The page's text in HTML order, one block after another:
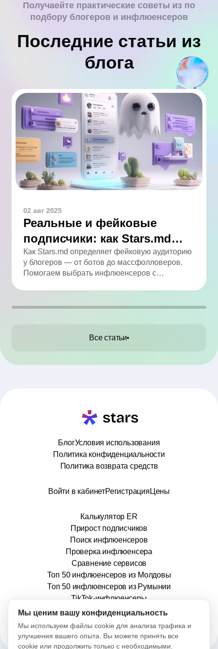
Получаейте практические советы из по
подбору блогеров и инфлюенсеров
Последние статьи из
блога
02 авг 2025
Реальные и фейковые
подписчики: как Stars.md
определяет качество
аудитории
Как Stars.md определяет фейковую аудиторию
у блогеров — от ботов до массфолловеров.
Помогаем выбрать инфлюенсеров с
Все статьи
БлогУсловия использования
Политика конфиденциальности
Политика возврата средств
Войти в кабинетРегистрация Цены
Калькулятор ER
Прирост подписчиков
Поиск инфлюенсеров
Проверка инфлюенсера
Сравнение сервисов
Топ 50 инфлюенсеров из Молдовы
Топ 50 инфлюенсеров из Румынии
TikTok-инфлюенсеры
info@stars.md
Мы ценим вашу конфиденциальность
Мы используем файлы cookie для анализа трафика и
улучшения вашего опыта. Вы можете принять все
cookie или продолжить только с необходимыми.